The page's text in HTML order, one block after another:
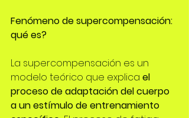
Fenómeno de supercompensación:
qué es?
La supercompensación es un
modelo teórico que explica el
proceso de adaptación del cuerpo
a un estímulo de entrenamiento